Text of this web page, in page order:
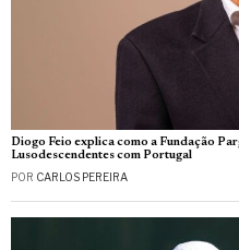
Diogo Feio explica como a Fundação
Lusodescendentes com Portugal
POR CARLOS PEREIRA